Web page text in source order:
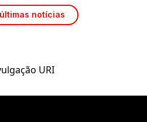
notícias